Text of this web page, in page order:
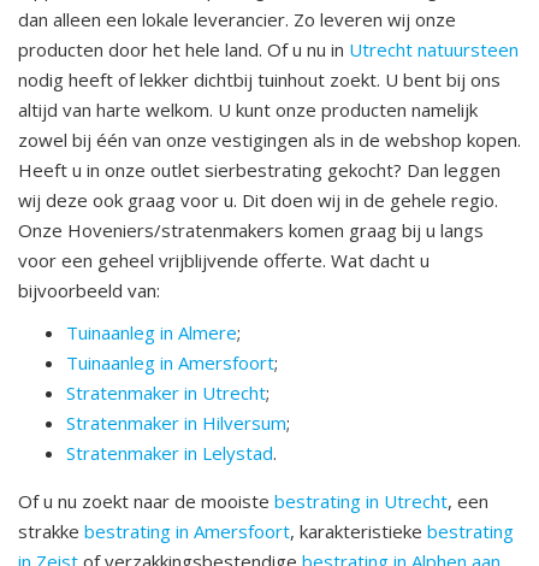
dan alleen een lokale leverancier. Zo leveren wij onze
producten door het hele land. Of u nu in Utrecht natuursteen
nodig heeft of lekker dichtbij tuinhout zoekt. U bent bij ons
altijd van harte welkom. U kunt onze producten namelijk
zowel bij één van onze vestigingen als in de webshop kopen.
Heeft u in onze outlet sierbestrating gekocht? Dan leggen
wij deze ook graag voor u. Dit doen wij in de gehele regio.
Onze Hoveniers/stratenmakers komen graag bij u langs
voor een geheel vrijblijvende offerte. Wat dacht u
bijvoorbeeld van:
Tuinaanleg in Almere;
Tuinaanleg in Amersfoort;
Stratenmaker in Utrecht;
Stratenmaker in Hilversum;
Stratenmaker in Lelystad.
Of u nu zoekt naar de mooiste bestrating in Utrecht, een
strakke bestrating in Amersfoort, karakteristieke bestrating